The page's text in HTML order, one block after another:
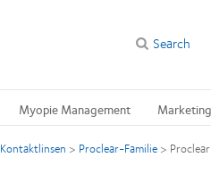
Search
Myopie Management
Kontaktlinsen > Proclear-Familie >